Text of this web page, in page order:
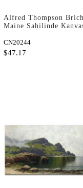
Alfred Thompson
Maine Sahilinde
CN20244
$47.17